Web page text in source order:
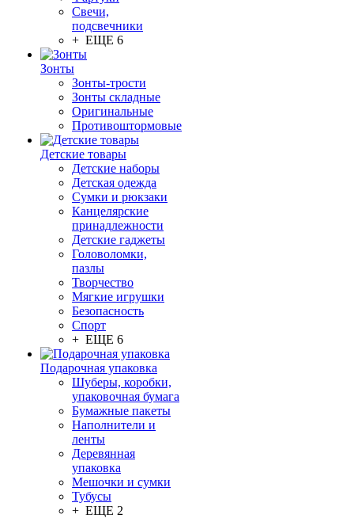
Свечи,
подсвечники
+ ЕЩЕ 6
Зонты
Зонты-трости
Зонты складные
Оригинальные
Противоштормовые
Детские товары
Детские наборы
Детская одежда
Сумки и рюкзаки
Канцелярские
принадлежности
Детские гаджеты
Головоломки,
пазлы
Творчество
Мягкие игрушки
Безопасность
Спорт
+ ЕЩЕ 6
Подарочная упаковка
Шуберы, коробки,
упаковочная бумага
Бумажные пакеты
Наполнители и
ленты
Деревянная
упаковка
Мешочки и сумки
Тубусы
+ ЕЩЕ 2